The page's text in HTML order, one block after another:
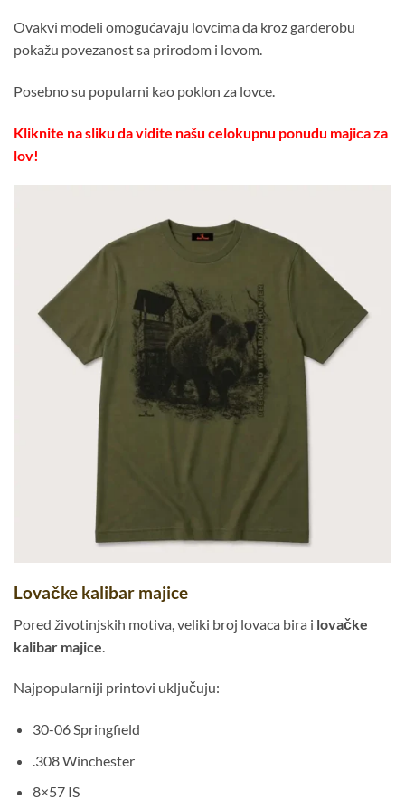
Ovakvi modeli omogućavaju lovcima da kroz garderobu
pokažu povezanost sa prirodom i lovom.
Posebno su popularni kao poklon za lovce.
Kliknite na sliku da vidite našu celokupnu ponudu majica za
lov!
Lovačke kalibar majice
Pored životinjskih motiva, veliki broj lovaca bira i lovačke
kalibar majice
Najpopularniji printovi uključuju:
30-06 Springfield
.308 Winchester
8×57 IS